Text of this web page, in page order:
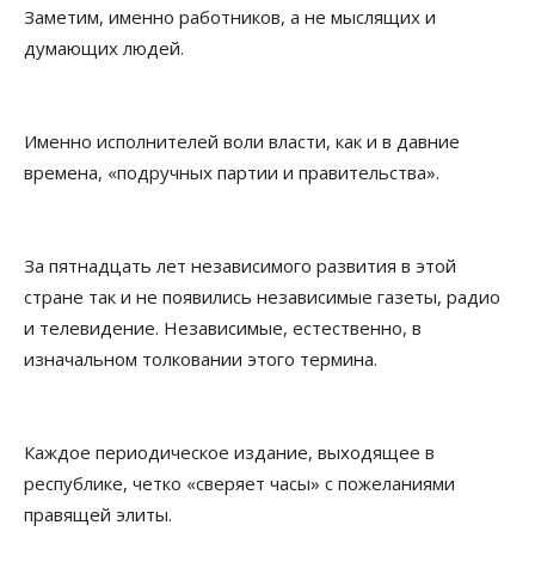
Заметим, именно работников, а не мыслящих и
думающих людей.
Именно исполнителей воли власти, как и в давние
времена, «подручных партии и правительства».
За пятнадцать лет независимого развития в этой
стране так и не появились независимые газеты, радио
и телевидение. Независимые, естественно, в
изначальном толковании этого термина.
Каждое периодическое издание, выходящее в
республике, четко «сверяет часы» с пожеланиями
правящей элиты.